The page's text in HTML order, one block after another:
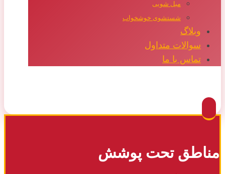
مبل شویی
شستشوی خوشخواب
وبلاگ
سوالات متداول
تماس با ما
مناطق تحت پوشش